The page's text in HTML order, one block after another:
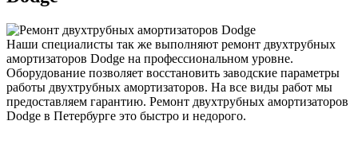
Наши специалисты так же выполняют ремонт двухтрубных
амортизаторов Dodge на профессиональном уровне.
Оборудование позволяет восстановить заводские параметры
работы двухтрубных амортизаторов. На все виды работ мы
предоставляем гарантию. Ремонт двухтрубных амортизаторов
Dodge в Петербурге это быстро и недорого.